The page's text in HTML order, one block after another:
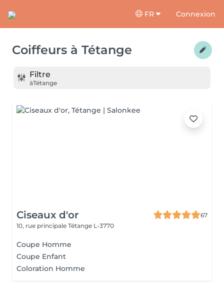
FR Connexion
Coiffeurs à Tétange
Filtre
àTétange
Ciseaux d'or
67
10, rue principale Tétange L-3770
Coupe Homme
Coupe Enfant
Coloration Homme